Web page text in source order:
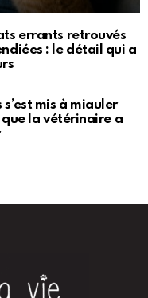
errants retrouvés
: le détail qui a
mis à miauler
que la vétérinaire a